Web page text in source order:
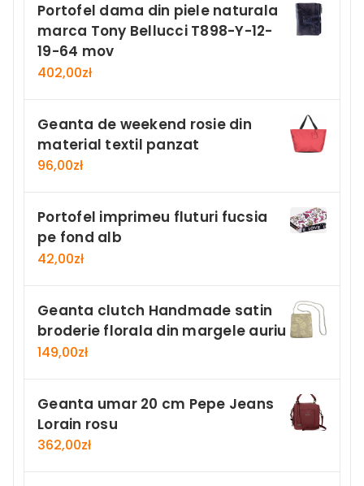
Portofel dama din piele naturala
marca Tony Bellucci T898-Y-12-
19-64 mov
402,00zł
Geanta de weekend rosie din
material textil panzat
96,00zł
Portofel imprimeu fluturi fucsia
pe fond alb
42,00zł
Geanta clutch Handmade satin
broderie florala din margele auriu
149,00zł
Geanta umar 20 cm Pepe Jeans
Lorain rosu
362,00zł